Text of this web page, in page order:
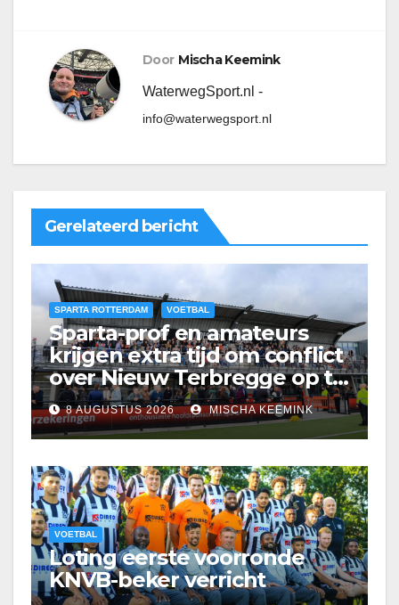
Door Mischa Keemink
WaterwegSport.nl -
info@waterwegsport.nl
Gerelateerd bericht
SPARTA ROTTERDAM VOETBAL
Sparta-prof en amateurs
krijgen extra tijd om conflict
over Nieuw Terbregge op te
lossen
8 AUGUSTUS 2026 MISCHA KEEMINK
VOETBAL
Loting eerste voorronde
KNVB-beker verricht